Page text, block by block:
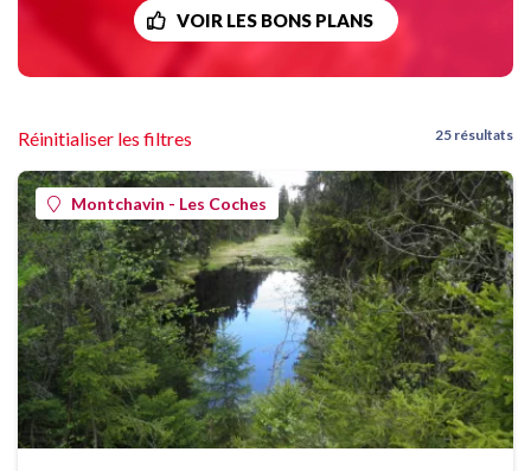
VOIR LES BONS PLANS
Réinitialiser les filtres 25 résultats
Montchavin - Les Coches